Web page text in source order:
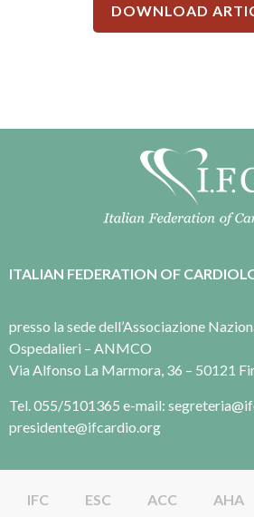
DOWNLOAD
ITALIAN FEDERATION OF
presso la sede dell’Associazione
Ospedalieri – ANMCO
Via Alfonso La Marmora, 36 – 50121
Tel. 055/5101365 e-mail:
presidente@ifcardio.org
IFC ESC ACC AHA